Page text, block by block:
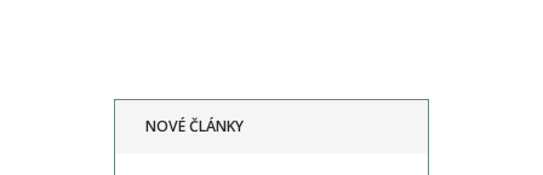
NOVÉ ČLÁNKY